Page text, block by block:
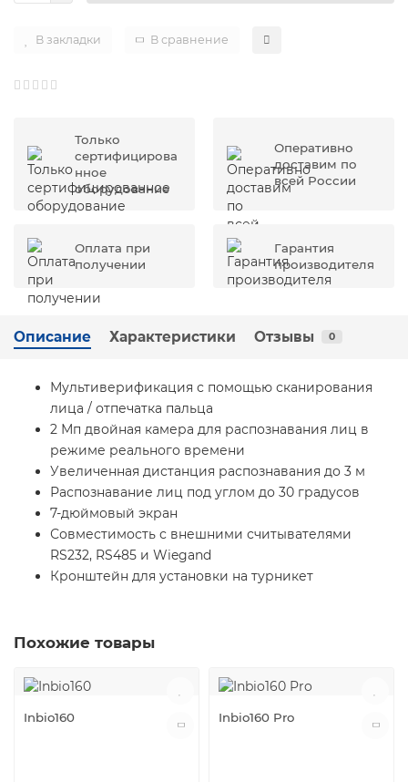
В закладки В сравнение
Только
сертифицирова
нное
оборудование
Оперативно
доставим по
всей России
Оплата при
получении
Гарантия
производителя
Описание Характеристики Отзывы 0
Мультиверификация с помощью сканирования
лица / отпечатка пальца
2 Мп двойная камера для распознавания лиц в
режиме реального времени
Увеличенная дистанция распознавания до 3 м
Распознавание лиц под углом до 30 градусов
7-дюймовый экран
Совместимость с внешними считывателями
RS232, RS485 и Wiegand
Кронштейн для установки на турникет
Похожие товары
Inbio160 Inbio160 Pro